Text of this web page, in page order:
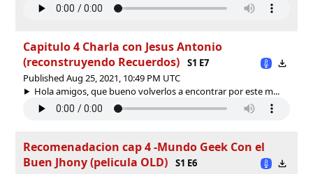
Capitulo 4 Charla con Jesus Antonio
(reconstruyendo Recuerdos)
S1 E7
Published Aug 25, 2021, 10:49 PM UTC
Hola amigos, que bueno volverlos a encontrar por este m...
Recomenadacion cap 4 -Mundo Geek Con el
Buen Jhony (pelicula OLD)
S1 E6